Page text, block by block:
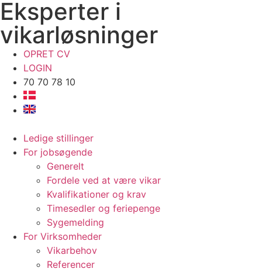
Eksperter i
vikarløsninger
OPRET CV
LOGIN
70 70 78 10
Ledige stillinger
For jobsøgende
Generelt
Fordele ved at være vikar
Kvalifikationer og krav
Timesedler og feriepenge
Sygemelding
For Virksomheder
Vikarbehov
Referencer